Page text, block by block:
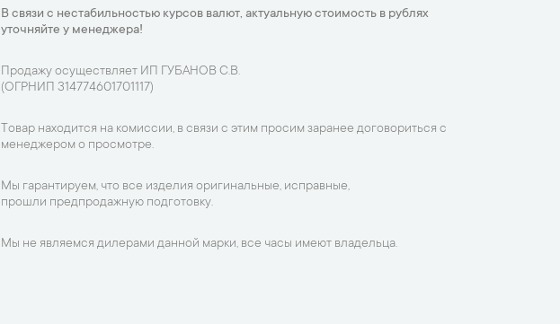
В связи с нестабильностью курсов валют, актуальную стоимость в рублях
уточняйте у менеджера!
Продажу осуществляет ИП ГУБАНОВ С.В.
(ОГРНИП 314774601701117)
Товар находится на комиссии, в связи с этим просим заранее договориться с
менеджером о просмотре.
Мы гарантируем, что все изделия оригинальные, исправные,
прошли предпродажную подготовку.
Мы не являемся дилерами данной марки, все часы имеют владельца.